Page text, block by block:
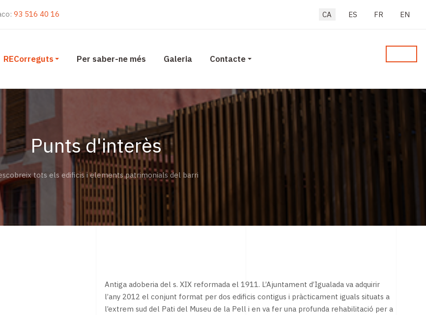
93 516 40 16 Seleccioni el seu idioma
CA ES FR EN
RECorreguts Per saber-ne més Galeria Contacte
Punts d'interès
tots els edificis i elements patrimonials del barri
Antiga adoberia del s. XIX reformada el 1911. L’Ajuntament d’Igualada va adquirir
l’any 2012 el conjunt format per dos edificis contigus i pràcticament iguals situats a
l’extrem sud del Pati del Museu de la Pell i en va fer una profunda rehabilitació per a